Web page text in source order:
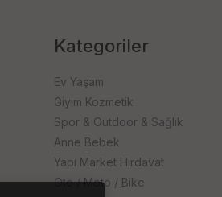
Kategoriler
Ev Yaşam
Giyim Kozmetik
Spor & Outdoor & Sağlık
Anne Bebek
Yapı Market Hırdavat
Oto / Moto / Bike